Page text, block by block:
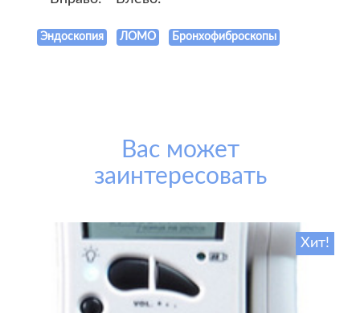
Эндоскопия ЛОМО Бронхофиброскопы
Вас может
заинтересовать
Хит!